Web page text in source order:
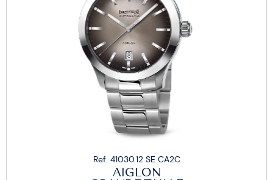
Ref. 41030.12 SE CA2C
AIGLON